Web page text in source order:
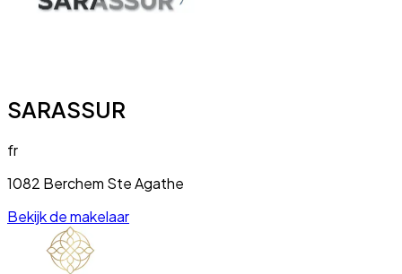
SARASSUR
fr
1082 Berchem Ste Agathe
Bekijk de makelaar